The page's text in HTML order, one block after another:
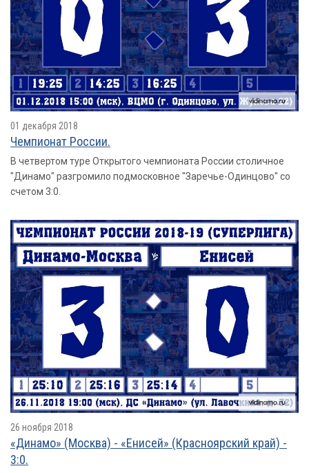
01 декабря 2018
Чемпионат России.
В четвертом туре Открытого чемпионата России столичное
"Динамо" разгромило подмосковное "Заречье-Одинцово" со
счетом 3:0.
26 ноября 2018
«Динамо» (Москва) - «Енисей» (Красноярский край) -
3:0.